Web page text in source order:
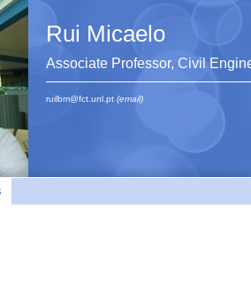
Rui Micaelo
Associate Professor, Civil
ruilbm@fct.unl.pt (email)